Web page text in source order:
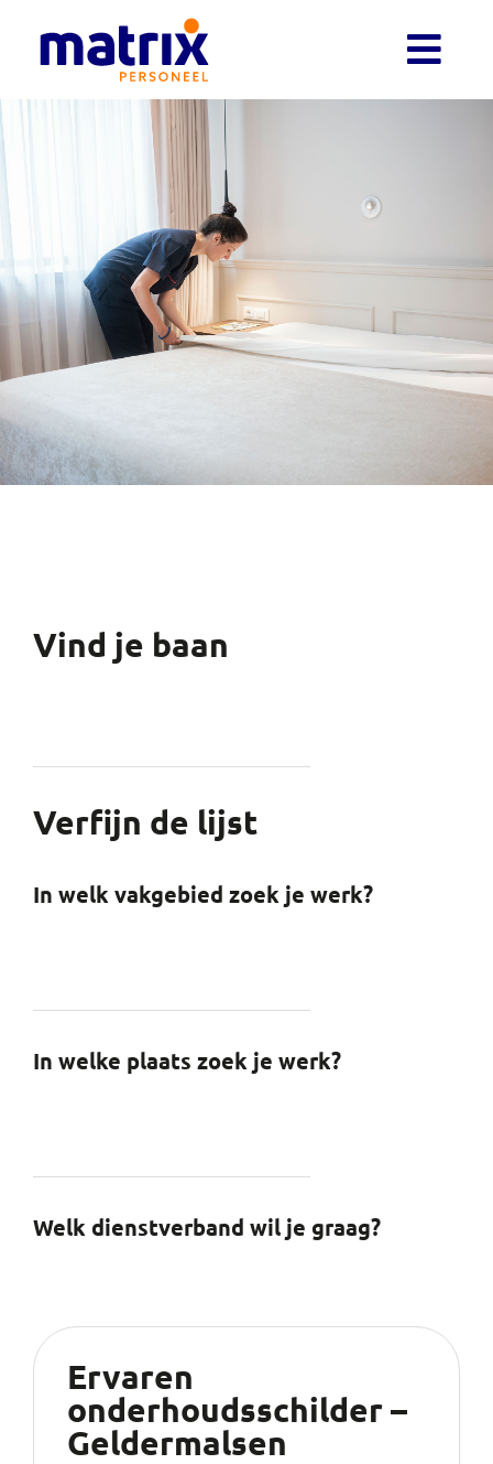
Vind je baan
Verfijn de lijst
In welk vakgebied zoek je werk?
In welke plaats zoek je werk?
Welk dienstverband wil je graag?
Ervaren
onderhoudsschilder –
Geldermalsen